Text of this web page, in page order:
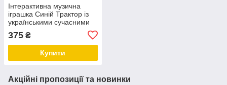
Інтерактивна музична
іграшка Синій Трактор із
українськими сучасними
описі)
375 ₴
Купити
Акційні пропозиції та новинки